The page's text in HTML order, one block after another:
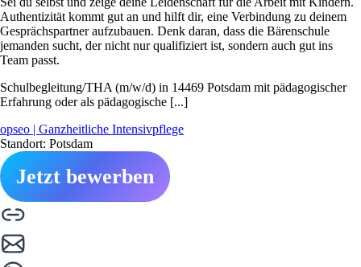
Authentizität kommt gut an und hilft dir, eine Verbindung zu deinem
Gesprächspartner aufzubauen. Denk daran, dass die Bärenschule
jemanden sucht, der nicht nur qualifiziert ist, sondern auch gut ins
Team passt.
Schulbegleitung/THA (m/w/d) in 14469 Potsdam mit pädagogischer
Erfahrung oder als pädagogische [...]
opseo | Ganzheitliche Intensivpflege
Standort: Potsdam
Jetzt bewerben